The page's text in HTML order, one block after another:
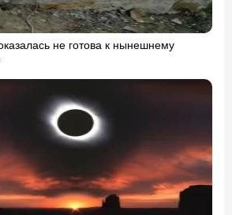
не готова к нынешнему